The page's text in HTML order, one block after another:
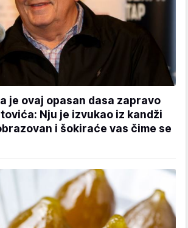
je ovaj opasan dasa zapravo
Nju je izvukao iz kandži
i šokiraće vas čime se